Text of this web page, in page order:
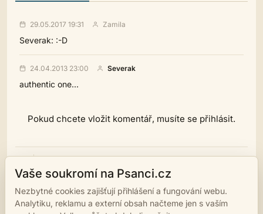
29.05.2017 19:31 Zamila
Severak: :-D
24.04.2013 23:00 Severak
authentic one...
Pokud chcete vložit komentář, musíte se přihlásit.
NÁSLEDUJÍCÍ DÍLO →
Vaše soukromí na Psanci.cz
Nezbytné cookies zajišťují přihlášení a fungování webu.
Analytiku, reklamu a externí obsah načteme jen s vaším